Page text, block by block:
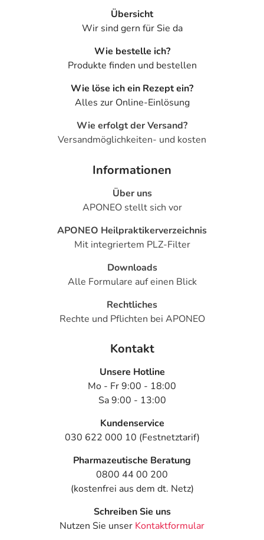
Nicht anwenden bei Überempfindlichkeit gegen die
Wirkstoffe oder einen der sonstigen Bestandteile.
Nicht anwenden bei Welpen mit einem Alter von weniger
als 7 Wochen.
Bitte verwenden Sie dieses Arzneimittel nicht mehr nach
dem auf der Packung oder der Umverpackung
angegebenen Verfallsdatum. Das Verfallsdatum bezieht
sich auf den letzten Tag des angegebenen Monats.
0,56 g Flumethrin
Sonstige Bestandteile: Titandioxid, Eisen(II,III)-oxid,
Dibutyladipat, Propylenglycoldicaprylocaprat,
Adresse des Anbieters/Herstellers
Rolf-Schwarz-Schütte-Platz 2
40789 Monheim am Rhein
PDF des Beipackzettelskönnen Sie sich oben
Übersicht
Wir sind gern für Sie da
Wie bestelle ich?
Produkte finden und bestellen
Wie löse ich ein Rezept ein?
Alles zur Online-Einlösung
Wie erfolgt der Versand?
Versandmöglichkeiten- und kosten
Informationen
Über uns
APONEO stellt sich vor
APONEO Heilpraktikerverzeichnis
Mit integriertem PLZ-Filter
Downloads
Alle Formulare auf einen Blick
Rechtliches
Rechte und Pflichten bei APONEO
Kontakt
Unsere Hotline
Mo - Fr 9:00 - 18:00
Sa 9:00 - 13:00
Kundenservice
030 622 000 10 (Festnetztarif)
Pharmazeutische Beratung
0800 44 00 200
(kostenfrei aus dem dt. Netz)
Schreiben Sie uns
Nutzen Sie unser Kontaktformular